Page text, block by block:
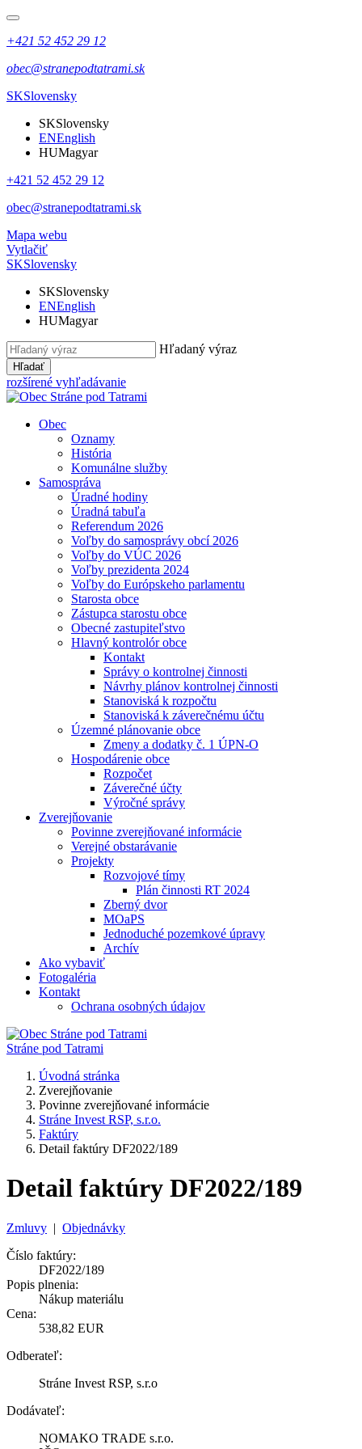
+421 52 452 29 12
obec@stranepodtatrami.sk
SKSlovensky
SKSlovensky
ENEnglish
HUMagyar
+421 52 452 29 12
obec@stranepodtatrami.sk
Mapa webu
Vytlačiť
SKSlovensky
SKSlovensky
ENEnglish
HUMagyar
Hľadaný výraz
Hľadať
rozšírené vyhľadávanie
Obec
Oznamy
História
Komunálne služby
Samospráva
Úradné hodiny
Úradná tabuľa
Referendum 2026
Voľby do samosprávy obcí 2026
Voľby do VÚC 2026
Voľby prezidenta 2024
Voľby do Európskeho parlamentu
Starosta obce
Zástupca starostu obce
Obecné zastupiteľstvo
Hlavný kontrolór obce
Kontakt
Správy o kontrolnej činnosti
Návrhy plánov kontrolnej činnosti
Stanoviská k rozpočtu
Stanoviská k záverečnému účtu
Územné plánovanie obce
Zmeny a dodatky č. 1 ÚPN-O
Hospodárenie obce
Rozpočet
Záverečné účty
Výročné správy
Zverejňovanie
Povinne zverejňované informácie
Verejné obstarávanie
Projekty
Rozvojové tímy
Plán činnosti RT 2024
Zberný dvor
MOaPS
Jednoduché pozemkové úpravy
Archív
Ako vybaviť
Fotogaléria
Kontakt
Ochrana osobných údajov
Stráne pod Tatrami
Úvodná stránka
Zverejňovanie
Povinne zverejňované informácie
Stráne Invest RSP, s.r.o.
Faktúry
Detail faktúry DF2022/189
Detail faktúry DF2022/189
Zmluvy | Objednávky
Číslo faktúry:
DF2022/189
Popis plnenia:
Nákup materiálu
Cena:
538,82 EUR
Odberateľ:
Stráne Invest RSP, s.r.o
Dodávateľ:
NOMAKO TRADE s.r.o.